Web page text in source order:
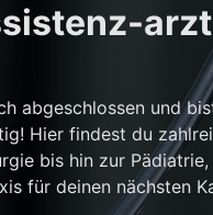
abgeschlossen und
Hier findest du
bis hin zur
für deinen nächsten